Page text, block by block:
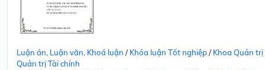
Luận án, Luận văn, Khoá luận / Khóa luận Tốt nghiệp/ Khoa Quản trị
Quản trị Tài chính